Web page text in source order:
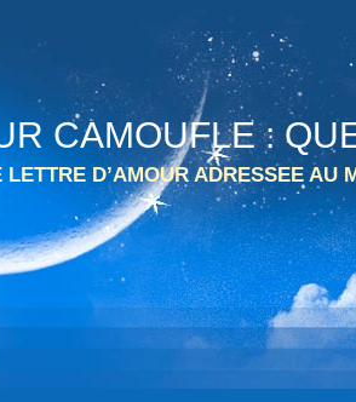
CAMOUFLE :
D’AMOUR ADRESSEE AU